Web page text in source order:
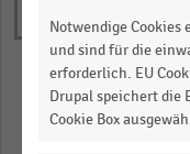
View
data
Merken
Notwendige
und sind für die
erforderlich. EU
Drupal speichert die
Cookie Box